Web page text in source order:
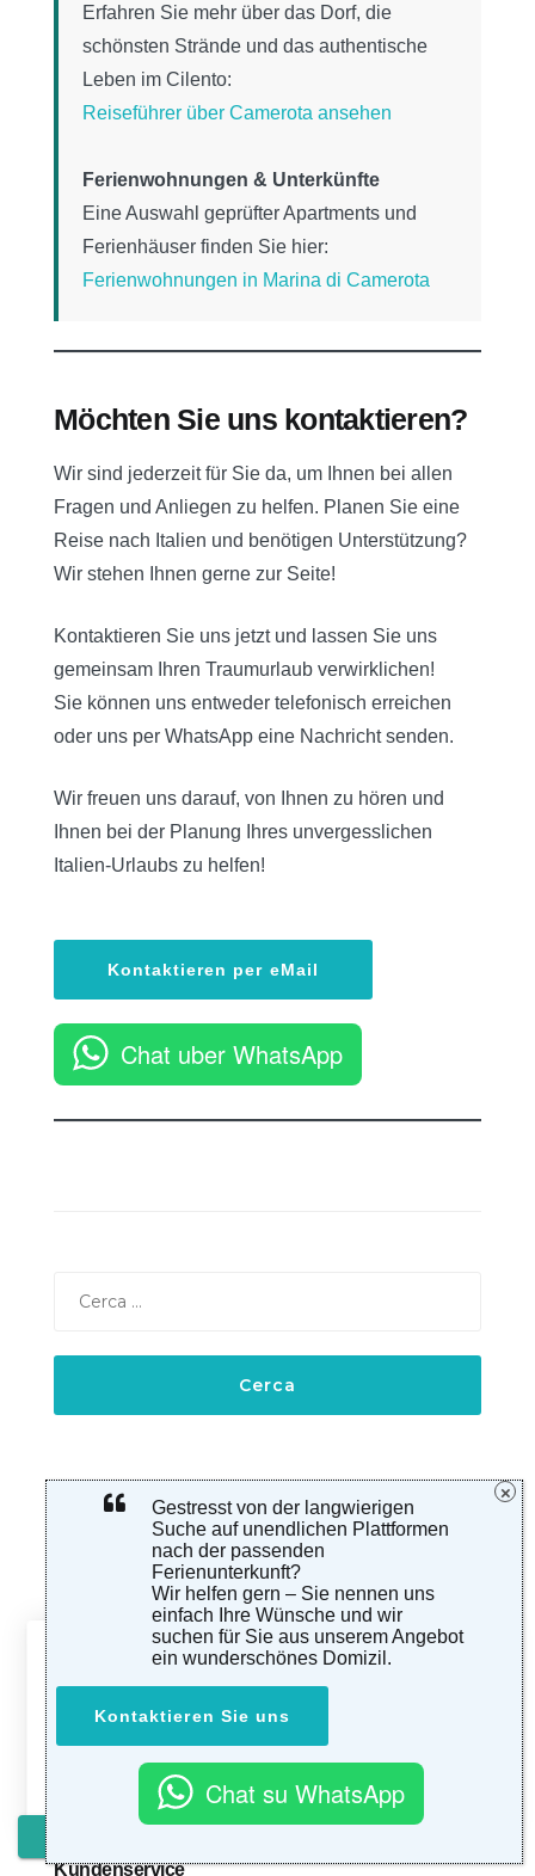
Erfahren Sie mehr über das Dorf, die
schönsten Strände und das authentische
Leben im Cilento:
Reiseführer über Camerota ansehen
Ferienwohnungen & Unterkünfte
Eine Auswahl geprüfter Apartments und
Ferienhäuser finden Sie hier:
Ferienwohnungen in Marina di Camerota
Möchten Sie uns kontaktieren?
Wir sind jederzeit für Sie da, um Ihnen bei allen
Fragen und Anliegen zu helfen. Planen Sie eine
Reise nach Italien und benötigen Unterstützung?
Wir stehen Ihnen gerne zur Seite!
Kontaktieren Sie uns jetzt und lassen Sie uns
gemeinsam Ihren Traumurlaub verwirklichen!
Sie können uns entweder telefonisch erreichen
oder uns per WhatsApp eine Nachricht senden.
Wir freuen uns darauf, von Ihnen zu hören und
Ihnen bei der Planung Ihres unvergesslichen
Italien-Urlaubs zu helfen!
Kontaktieren per eMail
Chat uber WhatsApp
Entdecken Sie Mediterraneo Case
Unsere Philosophie
Impressum
Kundenservice
Gestresst von der langwierigen
Suche auf unendlichen Plattformen
nach der passenden
Ferienunterkunft?
Wir helfen gern – Sie nennen uns
einfach Ihre Wünsche und wir
suchen für Sie aus unserem Angebot
ein wunderschönes Domizil.
Kontaktieren Sie uns
Chat su WhatsApp
This website uses cookies
We use cookies to analyze our traffic, personalize
marketing and to provide social media features.
and cookies policy ›.
Allow All Cookies